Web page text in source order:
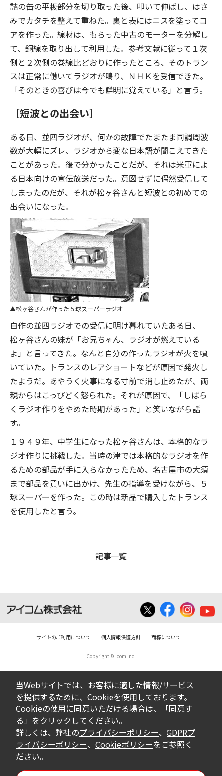
詰の缶の平板部分を切り取った後、叩いて伸ばし、はさ
みでカタチを整えて重ねた。裏と表にはニスを塗ってコ
アを作った。線材は、もらった中古のモーターを分解し
て、銅線を取り出して利用した。参考文献に従って１次
側と２次側の巻線比どおりに作ったところ、そのトラン
スは正常に働いてラジオが鳴り、ＮＨＫを受信できた。
「そのときの喜びは今でも鮮明に覚えている」と言う。
［短波との出会い］
ある日、並四ラジオが、何かの故障でたまたま同調周波
数が大幅にズレ、ラジオから変な日本語が聞こえてきた
ことがあった。後で分かったことだが、それは米軍によ
る日本向けの宣伝放送だった。意図せずに偶然受信して
しまったのだが、それが松ヶ谷さんと短波との初めての
出会いになった。
松ヶ谷さんが作った５球スーパーラジオ
自作の並四ラジオでの受信に明け暮れていたある日、
松ヶ谷さんの妹が「お兄ちゃん、ラジオが燃えている
よ」と言ってきた。なんと自分の作ったラジオが火を噴
いていた。トランスのレアショートなどが原因で発火し
たようだ。あやうく火事になる寸前で消し止めたが、両
親からはこっぴどく怒られた。それが原因で、「しばら
くラジオ作りをやめた時期があった」と笑いながら話
す。
１９４９年、中学生になった松ヶ谷さんは、本格的なラ
ジオ作りに挑戦した。当時の津では本格的なラジオを作
るための部品が手に入らなかったため、名古屋市の大須
まで部品を買いに出かけ、先生の指導を受けながら、５
球スーパーを作った。この時は新品で購入したトランス
を使用したと言う。
記事一覧
サイトのご利用について 個人情報保護方針 商標について
Copyright © Icom Inc.
当Webサイトでは、お客様に適した情報/サービス
を提供するために、Cookieを使用しております。
Cookieの使用に同意いただける場合は、「同意す
る」をクリックしてください。
詳しくは、弊社のプライバシーポリシー、 GDPRプ
ライバシーポリシー、 Cookieポリシーをご参照く
ださい。